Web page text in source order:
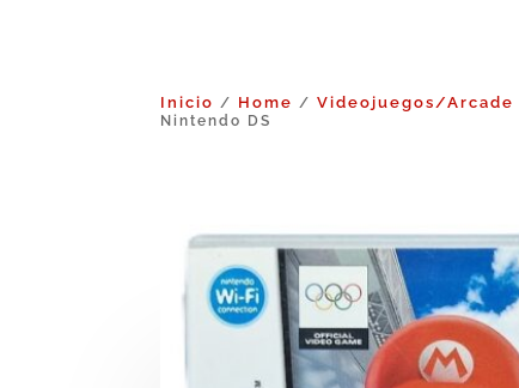
Inicio / Home /Videojuegos/Arcade
Nintendo DS